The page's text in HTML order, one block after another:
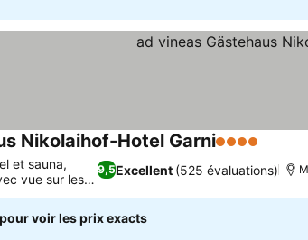
Nikolaihof-Hotel Garni4 Étoiles
9,5Excellent (525 évaluations)
et sauna,
vue sur les
voir les prix exacts